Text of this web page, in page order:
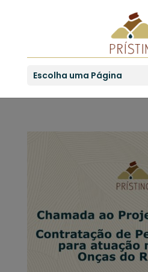
Escolha uma Página